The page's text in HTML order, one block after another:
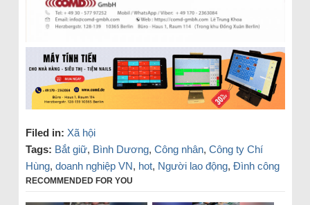
Filed in: Xã hội
Tags: Bắt giữ, Bình Dương, Công nhân, Công ty Chí
Hùng, doanh nghiệp VN, hot, Người lao động, Đình công
RECOMMENDED FOR YOU